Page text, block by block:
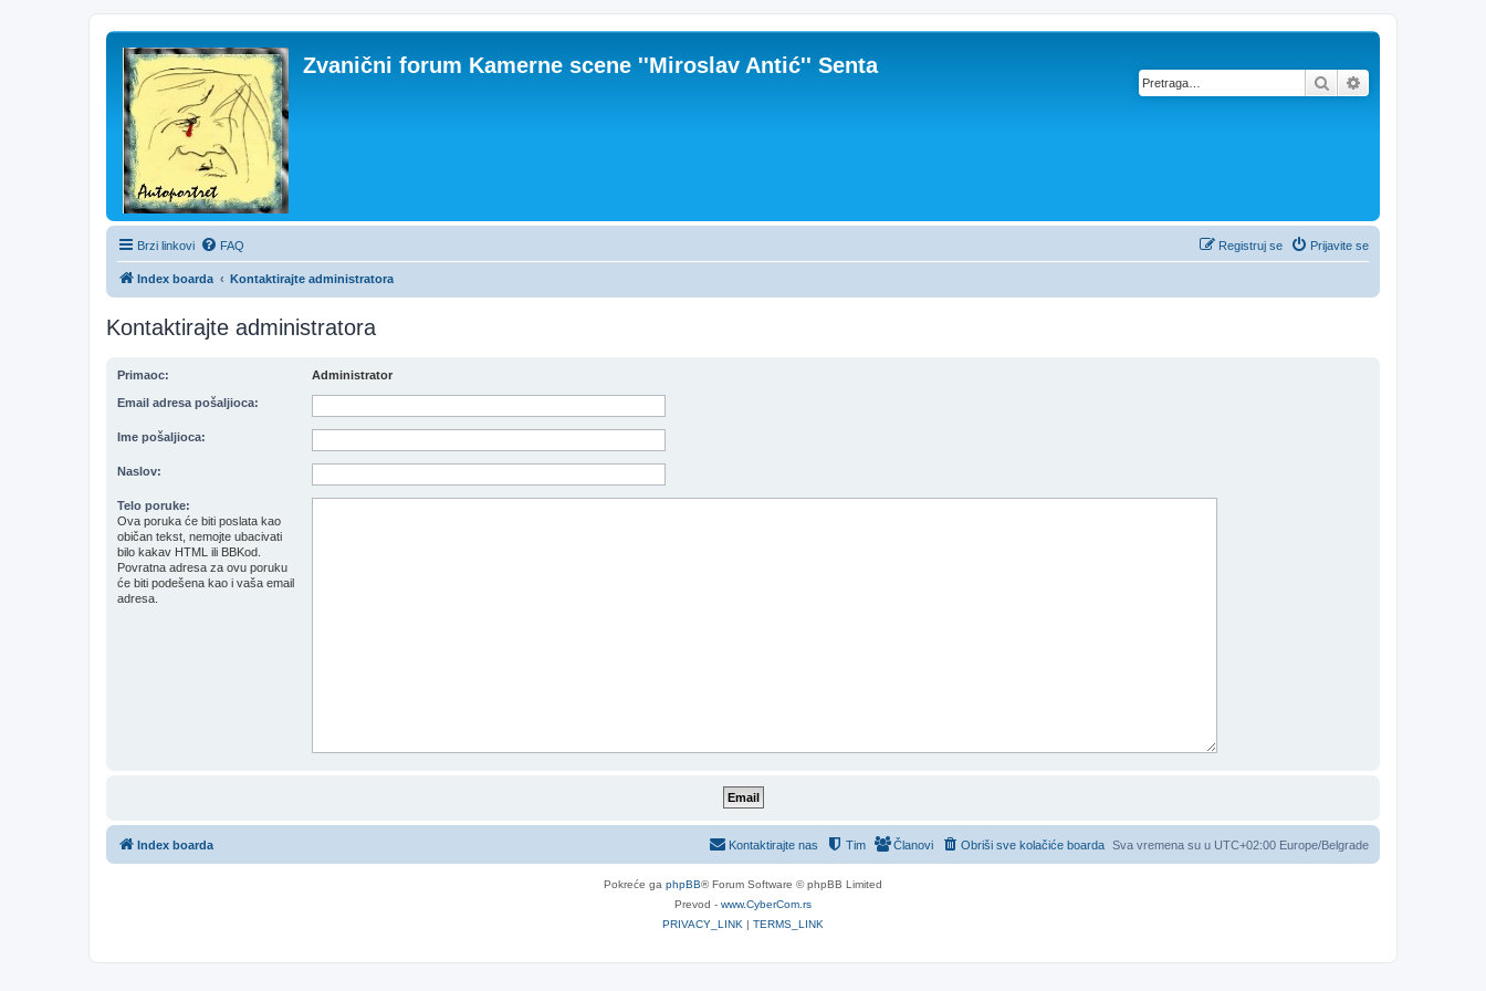
Zvanični forum Kamerne scene ''Miroslav Antić'' Senta
Pretraga
Brzi linkovi FAQ Prijavite se
Registruj se
Index boarda Kontaktirajte administratora
Kontaktirajte administratora
Primaoc: Administrator
Email adresa pošaljioca:
Ime pošaljioca:
Naslov:
Telo poruke:
Ova poruka će biti poslata kao
običan tekst, nemojte ubacivati
bilo kakav HTML ili BBKod.
Povratna adresa za ovu poruku
će biti podešena kao i vaša email
adresa.
Index boarda Sva vremena su u UTC+02:00 Europe/Belgrade
Obriši sve kolačiće boarda
Članovi
Tim
Kontaktirajte nas
Pokreće ga phpBB® Forum Software © phpBB Limited
Prevod - www.CyberCom.rs
PRIVACY_LINK | TERMS_LINK